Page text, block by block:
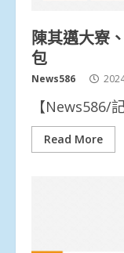
陳其邁大寮
包
News586
【News586/
Read More